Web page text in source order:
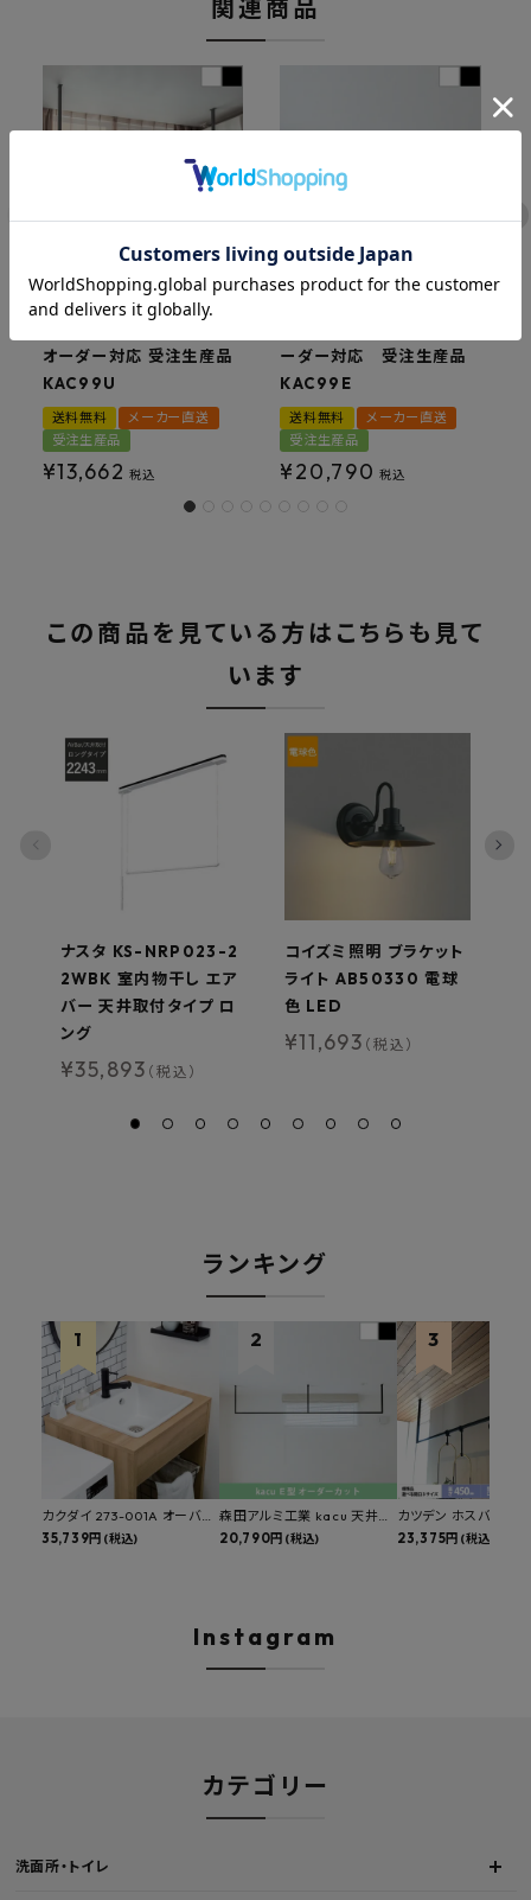
関連商品
森田アルミ工業 kacu 天
オーダー対応 受注生産品
KAC99U
送料無料
メーカー直送
受注生産品
¥13,662 税込
森田アルミ工業 kacu 天
ーダー対応 受注生産品
KAC99E
送料無料
メーカー直送
受注生産品
¥20,790 税込
この商品を見ている方はこちらも見て
います
ナスタ KS-NRP023-2
2WBK 室内物干し エア
バー 天井取付タイプ ロ
ング
¥35,893 （税込）
コイズミ照明 ブラケット
ライト AB50330 電球
色 LED
¥11,693 （税込）
ランキング
カクダイ 273-001A オーバー
カウンタースロップシンク 選
35,739円 (税込)
森田アルミ工業 kacu 天井付
け物干し E型 サイズオーダー
20,790円 (税込)
カツデン ホスバ 天井
物干し 標準サイズ ス
23,375円 (税込)
Instagram
カテゴリー
洗面所・トイレ